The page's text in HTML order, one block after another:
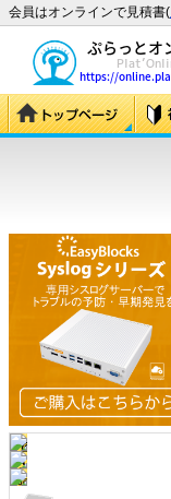
会員はオンラインで見積書(